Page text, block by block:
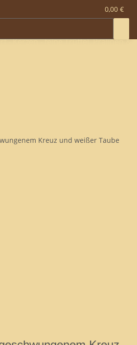
0,00 €